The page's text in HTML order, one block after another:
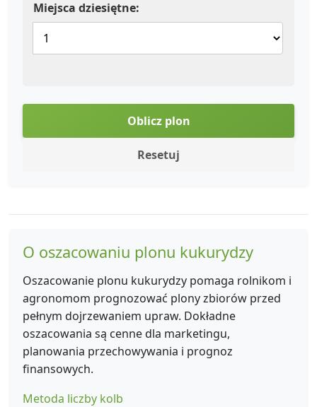
Miejsca dziesiętne:
Oblicz plon
Resetuj
O oszacowaniu plonu kukurydzy
Oszacowanie plonu kukurydzy pomaga rolnikom i
agronomom prognozować plony zbiorów przed
pełnym dojrzewaniem upraw. Dokładne
oszacowania są cenne dla marketingu,
planowania przechowywania i prognoz
finansowych.
Metoda liczby kolb